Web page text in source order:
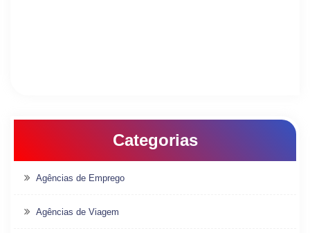
Categorias
Agências de Emprego
Agências de Viagem